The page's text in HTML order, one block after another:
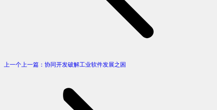
上一个 上一篇： 协同开发破解工业软件发展之困